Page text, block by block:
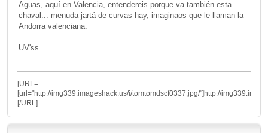
Aguas, aquí en Valencia, entendereis porque va también esta
chaval... menuda jartá de curvas hay, imaginaos que le llaman la
Andorra valenciana.
UV'ss
[URL=
[url="http://img339.imageshack.us/i/tomtomdscf0337.jpg/"]http://
[/URL]